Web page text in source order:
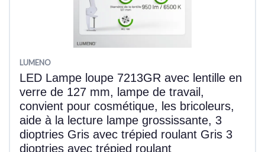
LUMENO
LED Lampe loupe 7213GR avec lentille en
verre de 127 mm, lampe de travail,
convient pour cosmétique, les bricoleurs,
aide à la lecture lampe grossissante, 3
dioptries Gris avec trépied roulant Gris 3
dioptries avec trépied roulant